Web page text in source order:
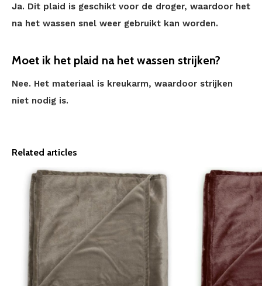
Ja. Dit plaid is geschikt voor de droger, waardoor het
na het wassen snel weer gebruikt kan worden.
Moet ik het plaid na het wassen strijken?
Nee. Het materiaal is kreukarm, waardoor strijken
niet nodig is.
Related articles